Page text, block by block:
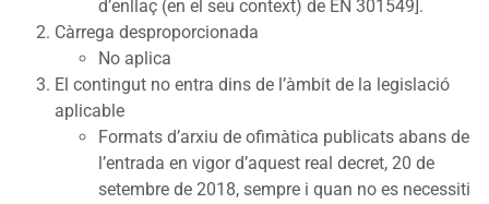
d’enllaç (en el seu context) de EN 301549].
Càrrega desproporcionada
No aplica
El contingut no entra dins de l’àmbit de la legislació
aplicable
Formats d’arxiu de ofimàtica publicats abans de
l’entrada en vigor d’aquest real decret, 20 de
setembre de 2018, sempre i quan no es necessiti